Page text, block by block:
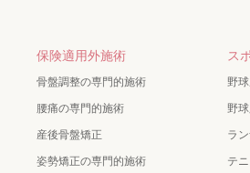
保険適用外施術
骨盤調整の専門的施術
腰痛の専門的施術
産後骨盤矯正
姿勢矯正の専門的施術
ス
野
野
ラ
テ